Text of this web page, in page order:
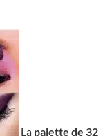
La palette de 32